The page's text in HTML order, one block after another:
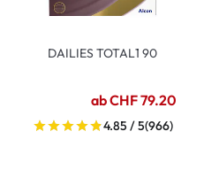
DAILIES TOTAL1 90
ab CHF 79.20
4.85 / 5(966)